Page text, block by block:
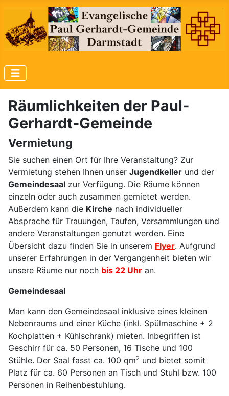
Räumlichkeiten der Paul-
Gerhardt-Gemeinde
Vermietung
Sie suchen einen Ort für Ihre Veranstaltung? Zur
Vermietung stehen Ihnen unser Jugendkeller und der
Gemeindesaal zur Verfügung. Die Räume können
einzeln oder auch zusammen gemietet werden.
Außerdem kann die Kirche nach individueller
Absprache für Trauungen, Taufen, Versammlungen und
andere Veranstaltungen genutzt werden. Eine
Übersicht dazu finden Sie in unserem Flyer. Aufgrund
unserer Erfahrungen in der Vergangenheit bieten wir
unsere Räume nur noch bis 22 Uhr an.
Gemeindesaal
Man kann den Gemeindesaal inklusive eines kleinen
Nebenraums und einer Küche (inkl. Spülmaschine + 2
Kochplatten + Kühlschrank) mieten. Inbegriffen ist
Geschirr für ca. 50 Personen, 16 Tische und 100
Stühle. Der Saal fasst ca. 100 qm2 und bietet somit
Platz für ca. 60 Personen an Tisch und Stuhl bzw. 100
Personen in Reihenbestuhlung.